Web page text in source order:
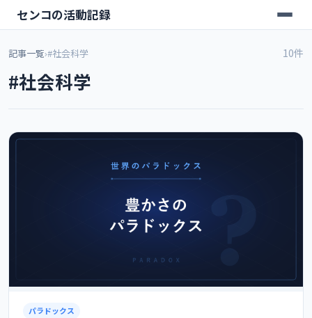
センコの活動記録
記事一覧›#社会科学
#社会科学
10件
パラドックス